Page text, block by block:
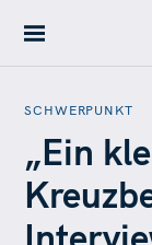
i
SCHWERPUNKT
„Ein